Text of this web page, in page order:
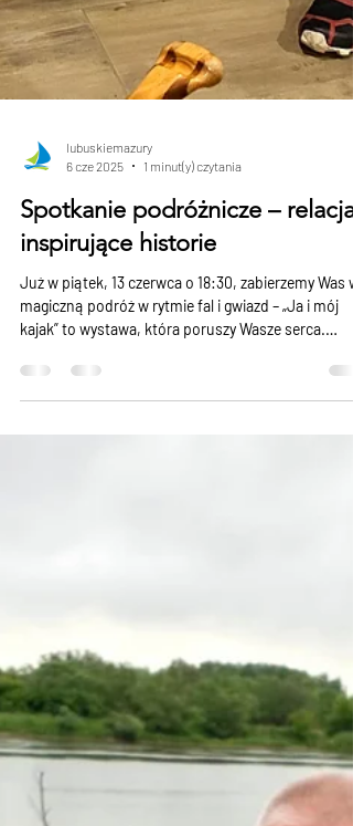
lubuskiemazury
6 cze 2025
1 minut(y) czytania
Spotkanie podróżnicze – relacja i
inspirujące historie
magiczną podróż w rytmie fal i gwiazd – „Ja i mój
kajak” to wystawa, która poruszy Wasze serca.